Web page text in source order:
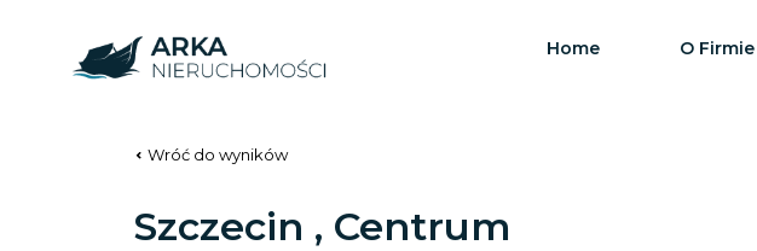
Home O Firmie
Wróć do wyników
Szczecin , Centrum